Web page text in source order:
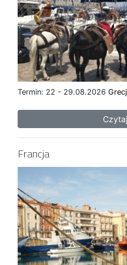
Termin: 22 - 29.08.2026
Francja